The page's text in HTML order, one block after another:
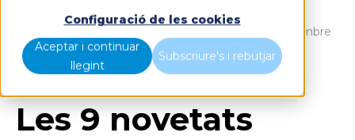
Configuració de les cookies
Aceptar i continuar
llegint
Subscriure's i rebutjar
Les 9 novetats Power BI més destacades de setembre
2022
Les 9 novetats